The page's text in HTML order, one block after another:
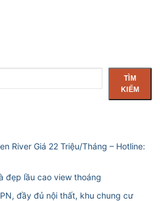
TÌM
KIẾM
River Giá 22 Triệu/Tháng – Hotline:
đẹp lầu cao view thoáng
đầy đủ nội thất, khu chung cư